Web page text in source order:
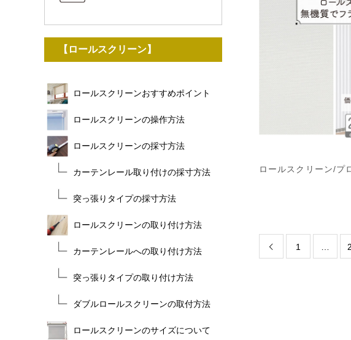
ロールスクリーン/プ
 1 …
【ロールスクリーン】
ロールスクリーンおすすめポイント
ロールスクリーンの操作方法
ロールスクリーンの採寸方法
カーテンレール取り付けの採寸方法
突っ張りタイプの採寸方法
ロールスクリーンの取り付け方法
カーテンレールへの取り付け方法
突っ張りタイプの取り付け方法
ダブルロールスクリーンの取付方法
ロールスクリーンのサイズについて